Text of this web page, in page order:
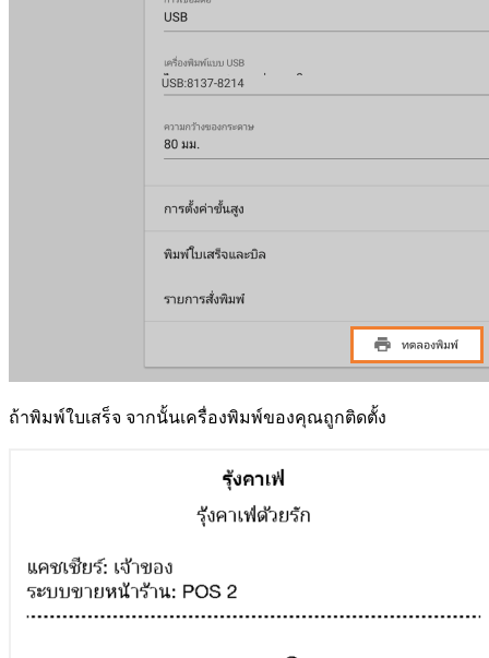
ถ้าพิมพ์ใบเสร็จ จากนั้นเครื่องพิมพ์ของคุณถูกติดตั้ง